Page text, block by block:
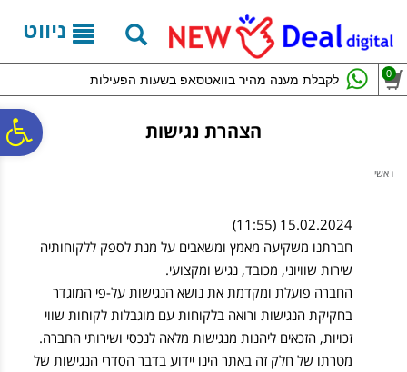
נגישות
אתר
המרכזי
ניווט
לקבלת מענה מהיר בוואטסאפ בשעות הפעילות 0
הצהרת נגישות
ראשי
15.02.2024 (11:55)
חברתנו משקיעה מאמץ ומשאבים על מנת לספק ללקוחותיה
שירות שוויוני, מכובד, נגיש ומקצועי.
החברה פועלת ומקדמת את נושא הנגישות על-פי המוגדר
בחקיקת הנגישות ורואה בלקוחות עם מוגבלות לקוחות שווי
זכויות, הזכאים ליהנות מנגישות מלאה לנכסי ושירותי החברה.
מטרתו של חלק זה באתר הינו יידוע בדבר הסדרי הנגישות של